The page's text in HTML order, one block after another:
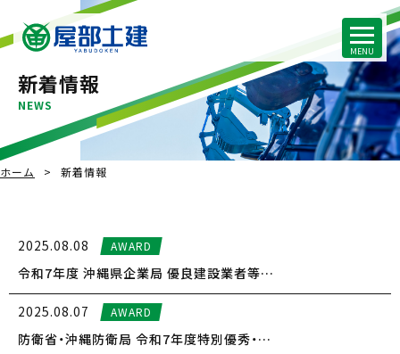
新着情報
NEWS
ホーム 新着情報
2025.08.08 AWARD
令和7年度 沖縄県企業局 優良建設業者等…
2025.08.07 AWARD
防衛省・沖縄防衛局 令和7年度特別優秀・…